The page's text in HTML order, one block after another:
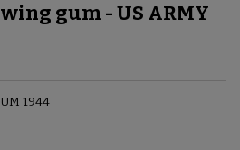
gum - US ARMY
1944